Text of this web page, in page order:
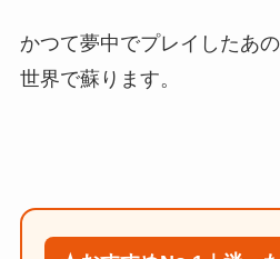
かつて夢中でプレイしたあ
世界で蘇ります。